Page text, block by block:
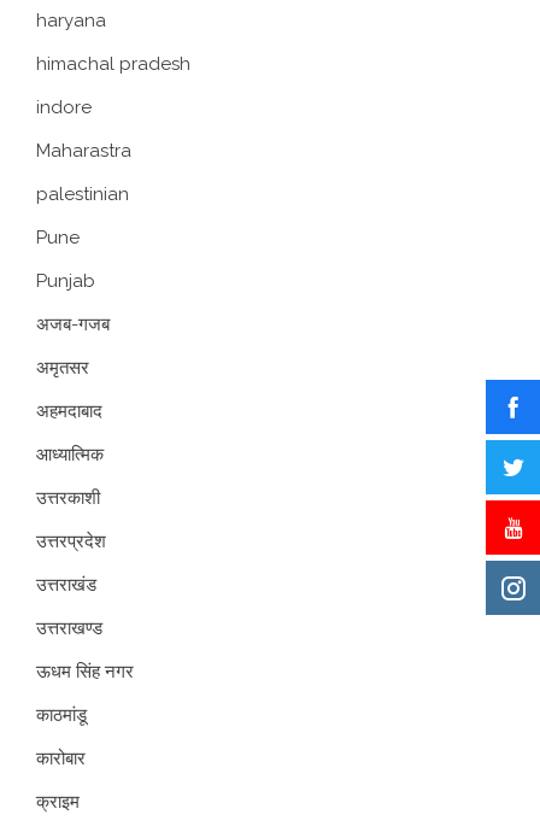
haryana
himachal pradesh
indore
Maharastra
palestinian
Pune
Punjab
अजब-गजब
अमृतसर
अहमदाबाद
आध्यात्मिक
उत्तरकाशी
उत्तरप्रदेश
उत्तराखंड
उत्तराखण्ड
ऊधम सिंह नगर
काठमांडू
कारोबार
क्राइम